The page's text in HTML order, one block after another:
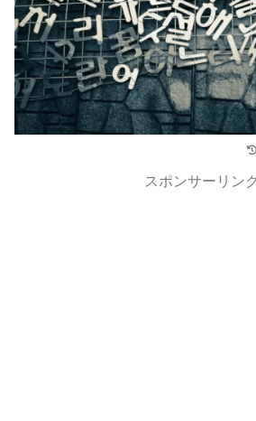
スポンサーリンク